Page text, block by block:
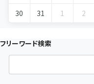
30
31 1 2
フリーワード検索